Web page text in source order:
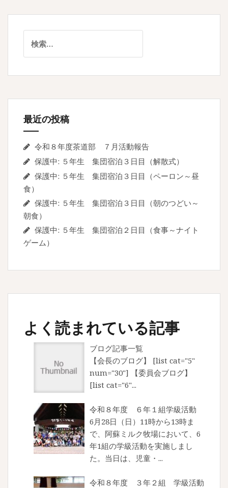
ビ
シ
ン
索:
最近の投稿
令和８年度茶道部 ７月活動報告
保護中: ５年生 集団宿泊３日目（解散式）
保護中: ５年生 集団宿泊３日目（ペーロン～昼
食）
保護中: ５年生 集団宿泊３日目（朝のつどい～
朝食）
保護中: ５年生 集団宿泊２日目（食事～ナイト
ゲーム）
よく読まれている記事
ブログ記事一覧
【会長のブログ】 [list cat="5"
num="30"] 【委員会ブログ】
[list cat="6"...
令和８年度 ６年１組学級活動
6月28日（日）11時から13時ま
で、阿蘇ミルク牧場において、6
年1組の学級活動を実施しまし
た。当日は、児童・...
令和８年度 ３年２組 学級活動